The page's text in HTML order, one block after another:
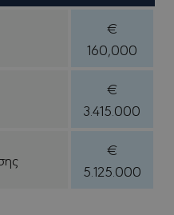
€
160,000
€
3.415.000
€
5.125.000